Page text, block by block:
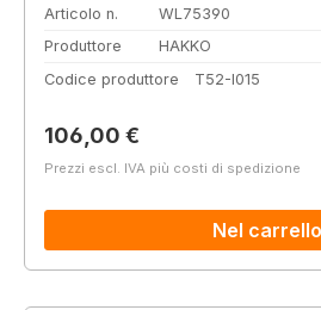
Articolo n.
WL75390
Produttore
HAKKO
Codice produttore
T52-I015
Prezzo normale:
106,00 €
Prezzi escl. IVA più costi di spedizione
Nel carrello